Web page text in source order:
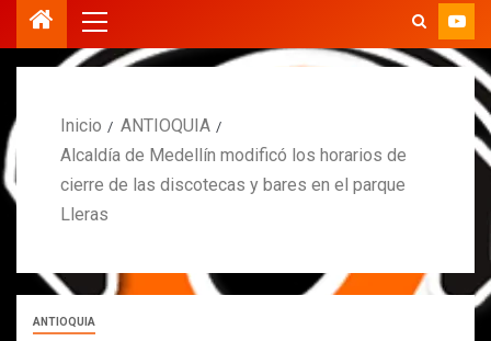
Inicio
ANTIOQUIA
Alcaldía de Medellín modificó los horarios de
cierre de las discotecas y bares en el parque
Lleras
ANTIOQUIA